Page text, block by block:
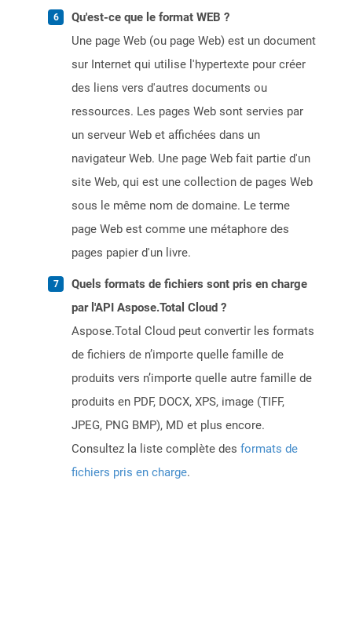
Qu'est-ce que le format WEB ?
Une page Web (ou page Web) est un document
sur Internet qui utilise l'hypertexte pour créer
des liens vers d'autres documents ou
ressources. Les pages Web sont servies par
un serveur Web et affichées dans un
navigateur Web. Une page Web fait partie d'un
site Web, qui est une collection de pages Web
sous le même nom de domaine. Le terme
page Web est comme une métaphore des
pages papier d'un livre.
Quels formats de fichiers sont pris en charge
par l'API Aspose.Total Cloud ?
Aspose.Total Cloud peut convertir les formats
de fichiers de n’importe quelle famille de
produits vers n’importe quelle autre famille de
produits en PDF, DOCX, XPS, image (TIFF,
JPEG, PNG BMP), MD et plus encore.
Consultez la liste complète des formats de
fichiers pris en charge.